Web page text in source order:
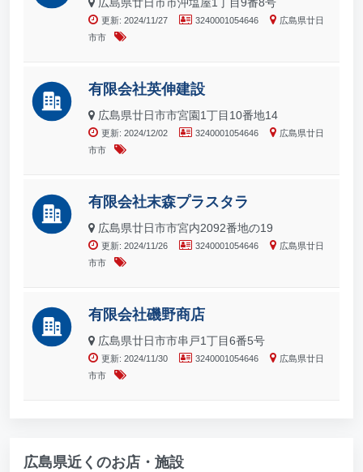
更新: 2024/11/27 3240001054646
広島県廿日
市市
有限会社英伸建設
広島県廿日市市宮園1丁目10番地14
更新: 2024/12/02 3240001054646
広島県廿日
市市
有限会社末森プラスタラ
広島県廿日市市宮内2092番地の19
更新: 2024/11/26 3240001054646
広島県廿日
市市
有限会社磯野商店
広島県廿日市市串戸1丁目6番5号
更新: 2024/11/30 3240001054646
広島県廿日
市市
広島県近くのお店・施設